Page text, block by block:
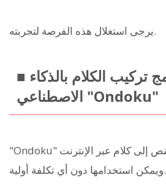
يرجى استغلال هذه الفرصة لتجربته.
■ برنامج تركيب الكلام بالذكاء
الاصطناعي "Ondoku"
"Ondoku" هي أداة لتحويل النص إلى كلام عبر الإنترنت
ويمكن استخدامها دون أي تكلفة أولية.